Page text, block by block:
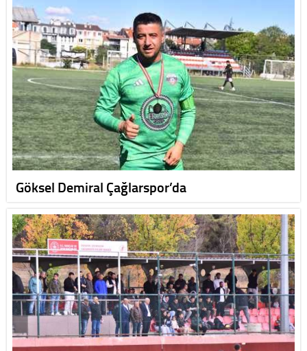
Göksel Demiral Çağlarspor’da